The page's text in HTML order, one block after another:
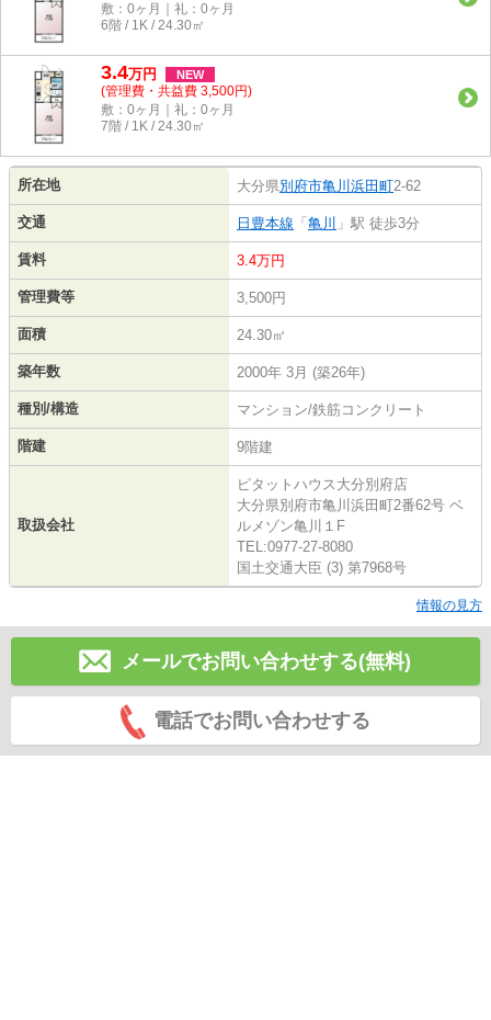
敷：0ヶ月｜礼：0ヶ月
6階 / 1K / 24.30㎡
3.4万円 NEW
(管理費・共益費 3,500円)
敷：0ヶ月｜礼：0ヶ月
7階 / 1K / 24.30㎡
所在地 大分県別府市亀川浜田町2-62
交通 日豊本線 「 亀川 」駅 徒歩3分
賃料 3.4万円
管理費等 3,500円
面積 24.30㎡
築年数 2000年 3月 (築26年)
種別/構造 マンション/鉄筋コンクリート
階建 9階建
取扱会社
ピタットハウス大分別府店
大分県別府市亀川浜田町2番62号 ベ
ルメゾン亀川１F
TEL:0977-27-8080
国土交通大臣 (3) 第7968号
情報の見方
メールでお問い合わせする(無料)
電話でお問い合わせする